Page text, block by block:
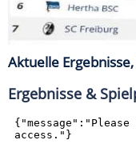
Aktuelle
Ergebnisse &